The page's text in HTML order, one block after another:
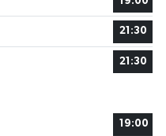
21:30
21:30
19:00